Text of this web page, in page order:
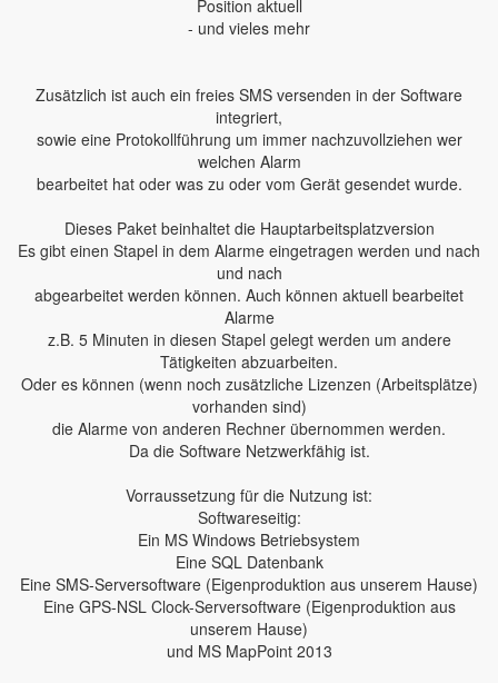
Position aktuell
- und vieles mehr
Zusätzlich ist auch ein freies SMS versenden in der Software
integriert,
sowie eine Protokollführung um immer nachzuvollziehen wer
welchen Alarm
bearbeitet hat oder was zu oder vom Gerät gesendet wurde.
Dieses Paket beinhaltet die Hauptarbeitsplatzversion
Es gibt einen Stapel in dem Alarme eingetragen werden und nach
und nach
abgearbeitet werden können. Auch können aktuell bearbeitet
Alarme
z.B. 5 Minuten in diesen Stapel gelegt werden um andere
Tätigkeiten abzuarbeiten.
Oder es können (wenn noch zusätzliche Lizenzen (Arbeitsplätze)
vorhanden sind)
die Alarme von anderen Rechner übernommen werden.
Da die Software Netzwerkfähig ist.
Vorraussetzung für die Nutzung ist:
Softwareseitig:
Ein MS Windows Betriebsystem
Eine SQL Datenbank
Eine SMS-Serversoftware (Eigenproduktion aus unserem Hause)
Eine GPS-NSL Clock-Serversoftware (Eigenproduktion aus
unserem Hause)
und MS MapPoint 2013